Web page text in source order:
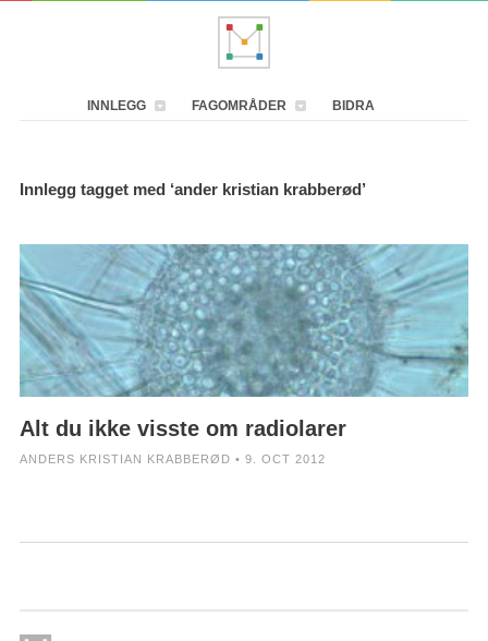
INNLEGG FAGOMRÅDER BIDRA
Innlegg tagget med ‘ander kristian krabberød’
Alt du ikke visste om radiolarer
ANDERS KRISTIAN KRABBERØD • 9. OCT 2012